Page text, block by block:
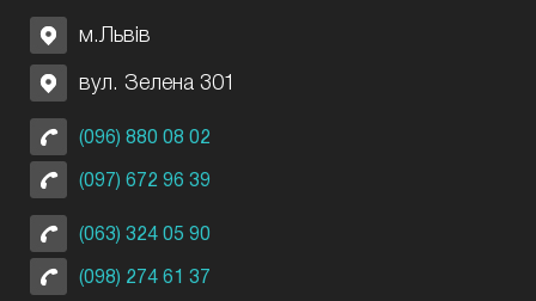
м.Львів
вул. Зелена 301
(096) 880 08 02
(097) 672 96 39
(063) 324 05 90
(098) 274 61 37